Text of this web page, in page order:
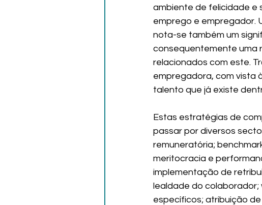
ambiente de felicidade e
emprego e empregador.
nota-se também um
consequentemente uma
relacionados com este.
empregadora, com vista
talento que já existe
Estas estratégias de
passar por diversos
remuneratória;
meritocracia e
implementação de
lealdade do colaborador;
específicos; atribuição